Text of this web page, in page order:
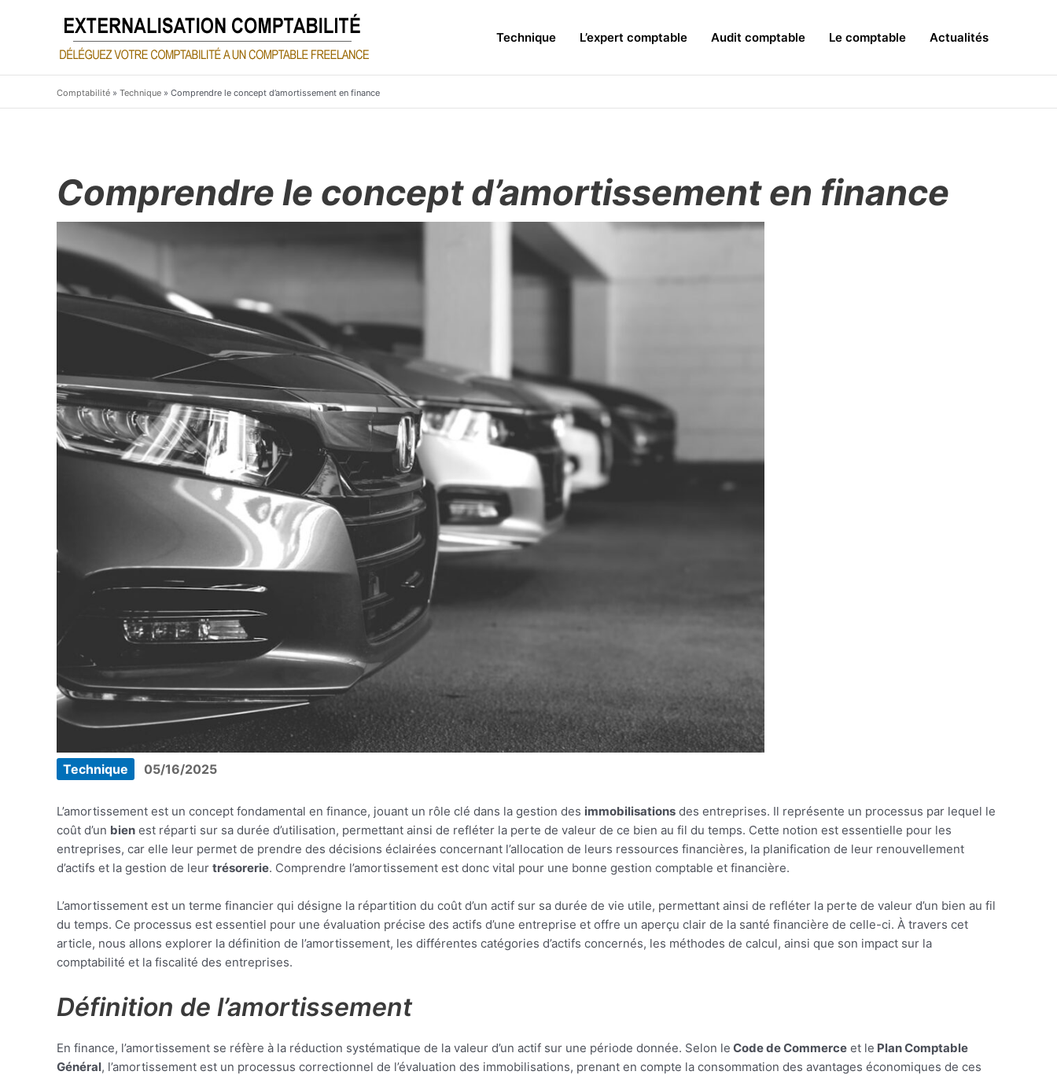
Technique L’expert comptable Audit comptable Le comptable Actualités
Comptabilité » Technique » Comprendre le concept d’amortissement en finance
Comprendre le concept d’amortissement en finance
Technique 05/16/2025
L’amortissement est un concept fondamental en finance, jouant un rôle clé dans la gestion des immobilisations des entreprises. Il représente un processus par lequel le
coût d’un bien est réparti sur sa durée d’utilisation, permettant ainsi de refléter la perte de valeur de ce bien au fil du temps. Cette notion est essentielle pour les
entreprises, car elle leur permet de prendre des décisions éclairées concernant l’allocation de leurs ressources financières, la planification de leur renouvellement
d’actifs et la gestion de leur trésorerie. Comprendre l’amortissement est donc vital pour une bonne gestion comptable et financière.
L’amortissement est un terme financier qui désigne la répartition du coût d’un actif sur sa durée de vie utile, permettant ainsi de refléter la perte de valeur d’un bien au fil
du temps. Ce processus est essentiel pour une évaluation précise des actifs d’une entreprise et offre un aperçu clair de la santé financière de celle-ci. À travers cet
article, nous allons explorer la définition de l’amortissement, les différentes catégories d’actifs concernés, les méthodes de calcul, ainsi que son impact sur la
comptabilité et la fiscalité des entreprises.
Définition de l’amortissement
En finance, l’amortissement se réfère à la réduction systématique de la valeur d’un actif sur une période donnée. Selon le Code de Commerce et le Plan Comptable
Général, l’amortissement est un processus correctionnel de l’évaluation des immobilisations, prenant en compte la consommation des avantages économiques de ces